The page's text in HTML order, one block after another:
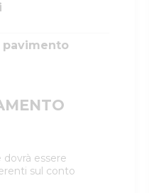
pavimento
essere
sul conto